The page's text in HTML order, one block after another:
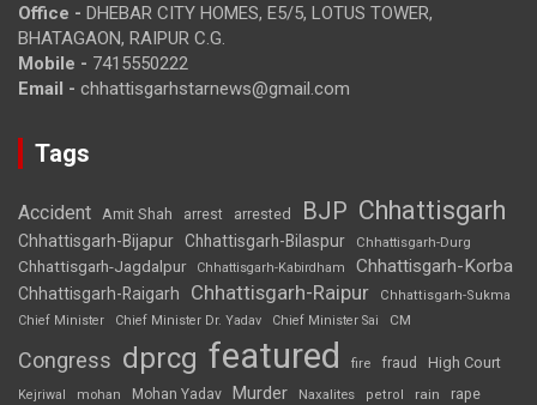
Office - DHEBAR CITY HOMES, E5/5, LOTUS TOWER,
BHATAGAON, RAIPUR C.G.
Mobile - 7415550222
Email - chhattisgarhstarnews@gmail.com
Tags
Accident Amit Shah arrest arrested BJP Chhattisgarh
Chhattisgarh-Bijapur Chhattisgarh-Bilaspur Chhattisgarh-Durg
Chhattisgarh-Jagdalpur Chhattisgarh-Kabirdham Chhattisgarh-Korba
Chhattisgarh-Raigarh Chhattisgarh-Raipur
Chhattisgarh-Sukma
Chief Minister
Chief Minister Dr. Yadav Chief Minister Sai CM
Congress dprcg featured fire fraud High Court
Kejriwal mohan Mohan Yadav Murder Naxalites petrol rain rape